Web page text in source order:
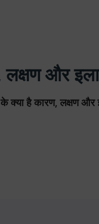
लक्षण और
क्या है कारण, लक्षण और